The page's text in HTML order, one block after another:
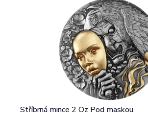
Stříbrná mince 2 Oz Pod maskou